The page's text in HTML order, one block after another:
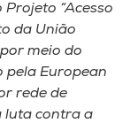
“Acesso
da União
meio do
pela European
rede de
luta contra a